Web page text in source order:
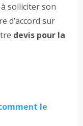
solliciter son
d’accord sur
devis pour la
le